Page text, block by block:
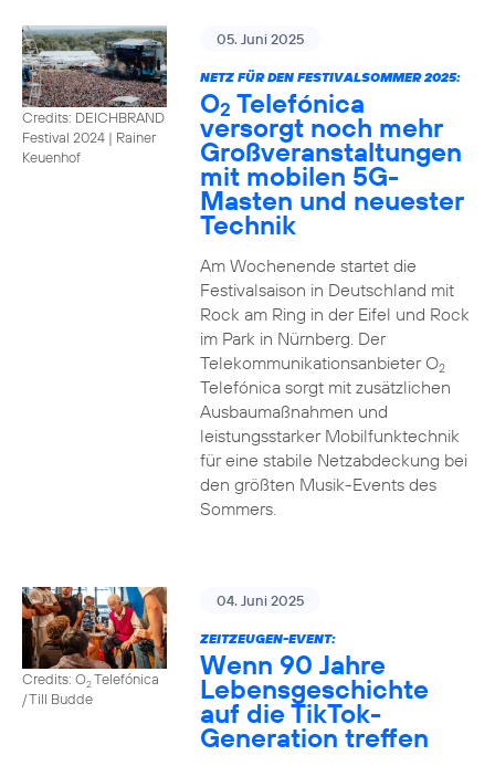
Credits: DEICHBRAND
Festival 2024 | Rainer
Keuenhof
05. Juni 2025
NETZ FÜR DEN FESTIVALSOMMER 2025:
O2 Telefónica
versorgt noch mehr
Großveranstaltungen
mit mobilen 5G-
Masten und neuester
Technik
Am Wochenende startet die
Festivalsaison in Deutschland mit
Rock am Ring in der Eifel und Rock
im Park in Nürnberg. Der
Telekommunikationsanbieter O2
Telefónica sorgt mit zusätzlichen
Ausbaumaßnahmen und
leistungsstarker Mobilfunktechnik
für eine stabile Netzabdeckung bei
den größten Musik-Events des
Sommers.
Credits: O2Telefónica
/ Till Budde
04. Juni 2025
ZEITZEUGEN-EVENT:
Wenn 90 Jahre
Lebensgeschichte
auf die TikTok-
Generation treffen